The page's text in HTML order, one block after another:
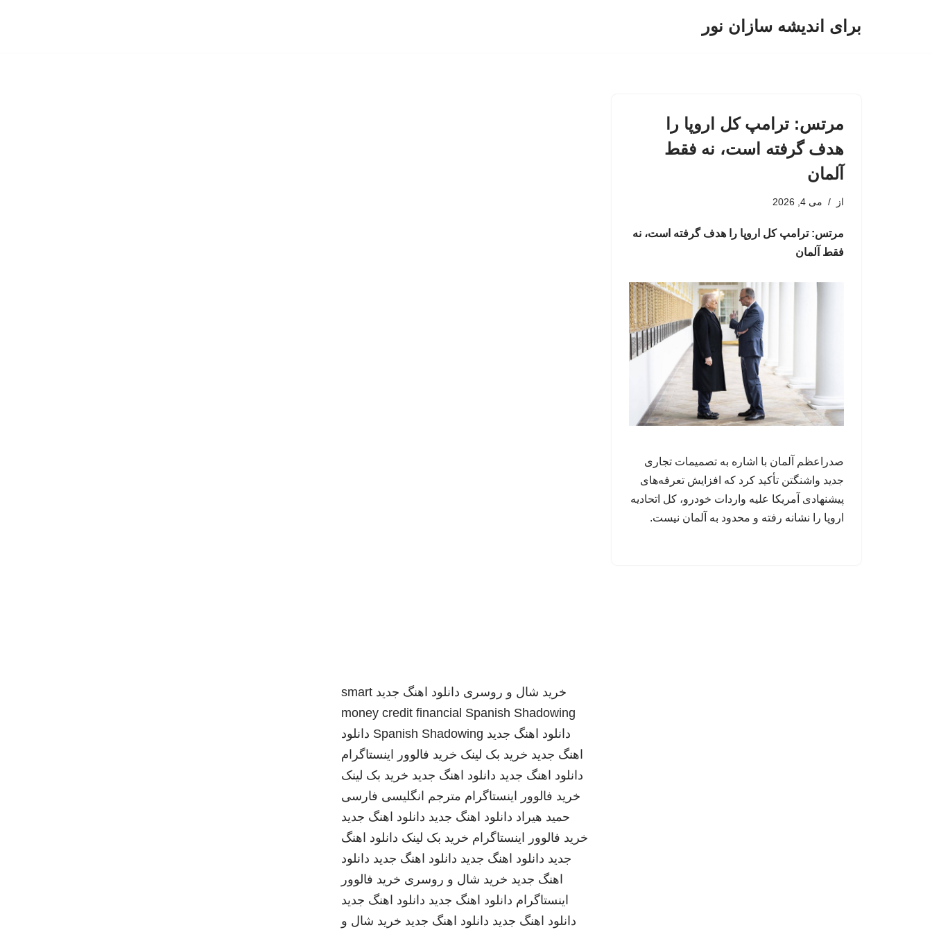
برای اندیشه سازان نور
مرتس: ترامپ کل اروپا را
هدف گرفته است، نه فقط
آلمان
از می 4, 2026
مرتس: ترامپ کل اروپا را هدف گرفته است، نه
فقط آلمان
صدراعظم آلمان با اشاره به تصمیمات تجاری
جدید واشنگتن تأکید کرد که افزایش تعرفه‌های
پیشنهادی آمریکا علیه واردات خودرو، کل اتحادیه
اروپا را نشانه رفته و محدود به آلمان نیست.
خرید شال و روسری دانلود اهنگ جدید smart
money credit financial Spanish Shadowing
دانلود اهنگ جدید Spanish Shadowing دانلود
اهنگ جدید خرید بک لینک خرید فالوور اینستاگرام
دانلود اهنگ جدید دانلود اهنگ جدید خرید بک لینک
خرید فالوور اینستاگرام مترجم انگلیسی فارسی
حمید هیراد دانلود اهنگ جدید دانلود اهنگ جدید
خرید فالوور اینستاگرام خرید بک لینک دانلود اهنگ
جدید دانلود اهنگ جدید دانلود اهنگ جدید دانلود
اهنگ جدید خرید شال و روسری خرید فالوور
اینستاگرام دانلود اهنگ جدید دانلود اهنگ جدید
دانلود اهنگ جدید دانلود اهنگ جدید خرید شال و